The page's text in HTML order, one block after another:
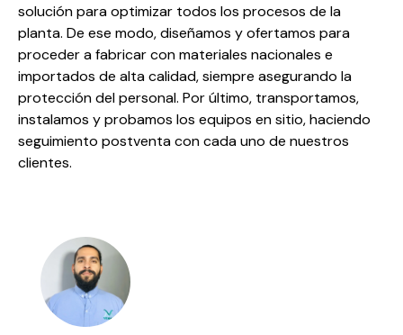
solución para optimizar todos los procesos de la
planta. De ese modo, diseñamos y ofertamos para
proceder a fabricar con materiales nacionales e
importados de alta calidad, siempre asegurando la
protección del personal. Por último, transportamos,
instalamos y probamos los equipos en sitio, haciendo
seguimiento postventa con cada uno de nuestros
clientes.